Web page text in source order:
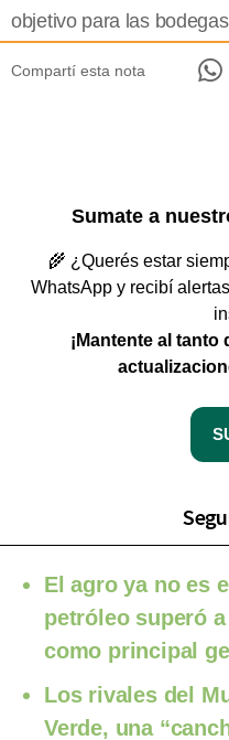
objetivo para las
Compartí esta nota
Sumate a
🌾 ¿Querés estar
WhatsApp y recibí
¡Mantente al
El agro ya no es
petróleo superó
como principal
Los rivales del
Verde, una